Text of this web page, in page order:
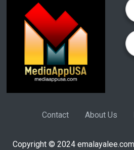
Contact About Us
Copyright © 2024